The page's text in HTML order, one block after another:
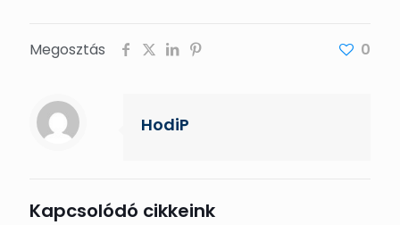
Megosztás 0
HodiP
Kapcsolódó cikkeink